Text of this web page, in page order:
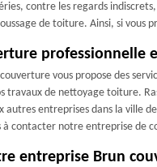
contre les regards
de toiture. Ainsi, si
professionnelle
vous propose des
travaux de nettoyage toiture.
autres entreprises dans la ville
à contacter notre entreprise
entreprise Brun